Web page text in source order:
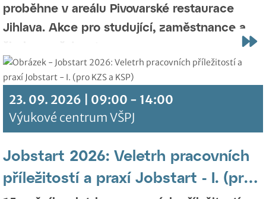
proběhne v areálu Pivovarské restaurace
Jihlava. Akce pro studující, zaměstnance a
23. 09. 2026 | 09:00 - 14:00
Výukové centrum VŠPJ
Jobstart 2026: Veletrh pracovních
příležitostí a praxí Jobstart - I. (pro